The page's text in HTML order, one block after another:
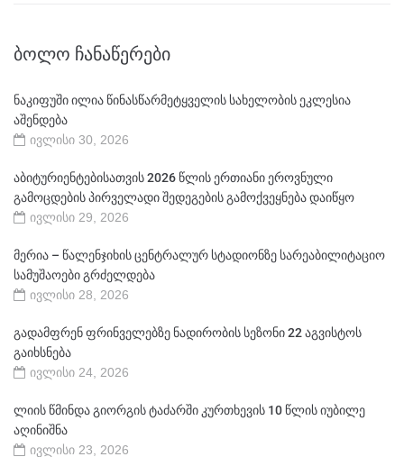
ᲑᲝᲚᲝ ᲩᲐᲜᲐᲬᲔᲠᲔᲑᲘ
ნაკიფუში ილია წინასწარმეტყველის სახელობის ეკლესია
აშენდება
ივლისი 30, 2026
აბიტურიენტებისათვის 2026 წლის ერთიანი ეროვნული
გამოცდების პირველადი შედეგების გამოქვეყნება დაიწყო
ივლისი 29, 2026
მერია – წალენჯიხის ცენტრალურ სტადიონზე სარეაბილიტაციო
სამუშაოები გრძელდება
ივლისი 28, 2026
გადამფრენ ფრინველებზე ნადირობის სეზონი 22 აგვისტოს
გაიხსნება
ივლისი 24, 2026
ლიის წმინდა გიორგის ტაძარში კურთხევის 10 წლის იუბილე
აღინიშნა
ივლისი 23, 2026